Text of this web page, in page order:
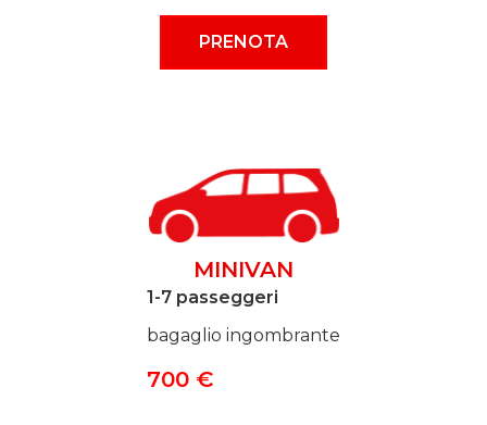
PRENOTA
MINIVAN
1-7 passeggeri
bagaglio ingombrante
700 €